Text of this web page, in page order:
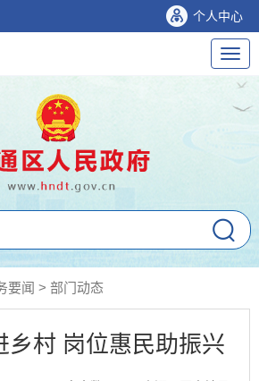
个人中心
导
航
要闻 > 部门动态
乡村 岗位惠民助振兴